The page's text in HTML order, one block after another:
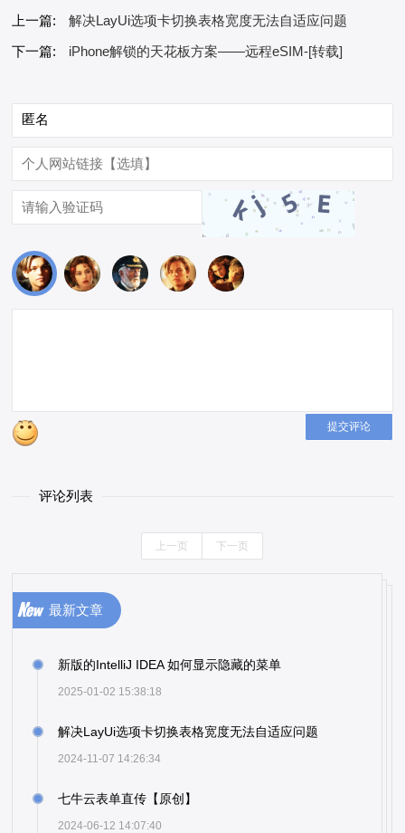
上一篇:
解决LayUi选项卡切换表格宽度无法自适应问题
下一篇:
iPhone解锁的天花板方案——远程eSIM-[转载]
提交评论
评论列表
上一页 下一页
最新文章
新版的IntelliJ IDEA 如何显示隐藏的菜单
2025-01-02 15:38:18
解决LayUi选项卡切换表格宽度无法自适应问题
2024-11-07 14:26:34
七牛云表单直传【原创】
2024-06-12 14:07:40